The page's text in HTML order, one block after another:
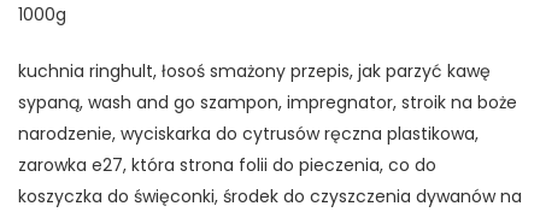
1000g
kuchnia ringhult, łosoś smażony przepis, jak parzyć kawę
sypaną, wash and go szampon, impregnator, stroik na boże
narodzenie, wyciskarka do cytrusów ręczna plastikowa,
zarowka e27, która strona folii do pieczenia, co do
koszyczka do święconki, środek do czyszczenia dywanów na